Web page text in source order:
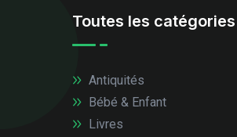
Toutes les catégories
Antiquités
Bébé & Enfant
Livres